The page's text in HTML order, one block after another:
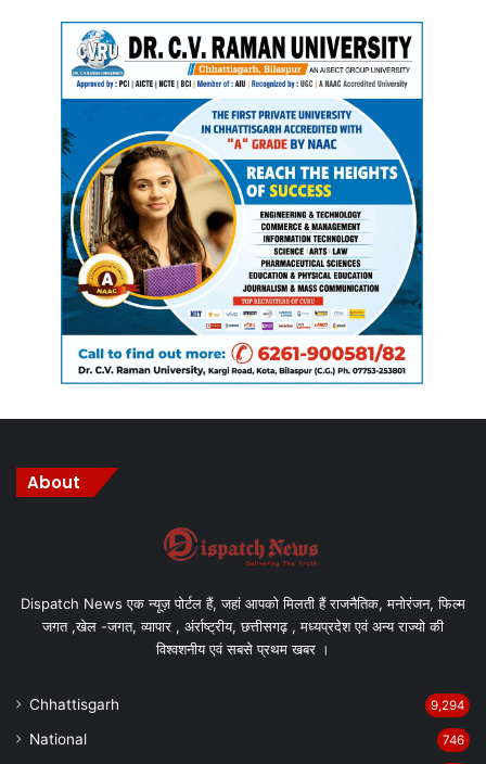
About
Dispatch News एक न्यूज़ पोर्टल हैं, जहां आपको मिलती हैं राजनैतिक, मनोरंजन, फिल्म
जगत ,खेल -जगत, व्यापार , अंर्राष्ट्रीय, छत्तीसगढ़ , मध्यप्रदेश एवं अन्य राज्यो की
विश्वशनीय एवं सबसे प्रथम खबर ।
Chhattisgarh 9,294
National 746